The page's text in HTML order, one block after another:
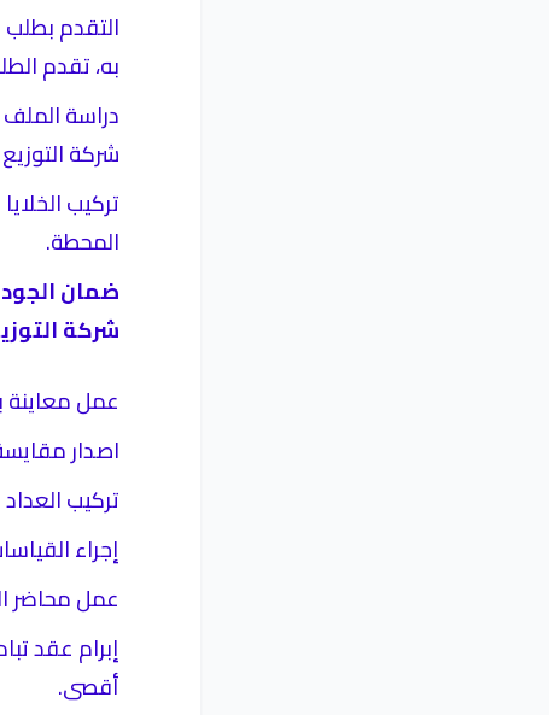
التقدم
به، تقدم
دراسة
شركة
تركيب
المحطة.
ضمان
شركة
عمل معاينة
اصدار
تركيب العداد
إجراء
⁠عمل محاضر
أقصى.